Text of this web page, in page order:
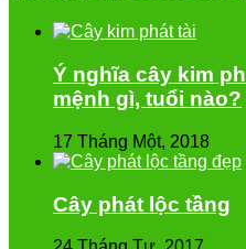
Ý nghĩa cây kim
mệnh gì, tuổi nào?
17 Tháng Một, 2018
Cây phát lộc tầng